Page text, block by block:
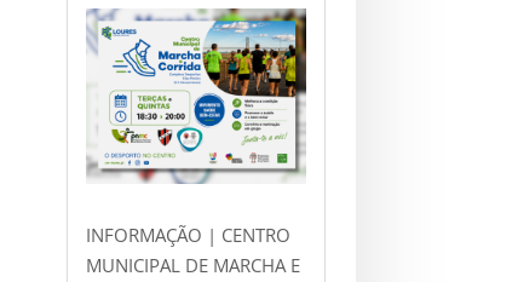
INFORMAÇÃO | CENTRO
MUNICIPAL DE MARCHA E